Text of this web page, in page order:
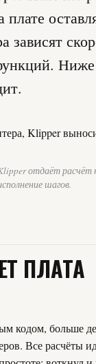
зависят
отдаёт расчёт
шагов.
ПЛАТА
кодом, больше
Все расчёты